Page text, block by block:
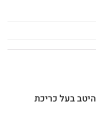
בעל כריכת